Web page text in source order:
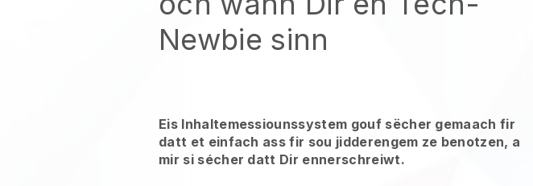
Newbie sinn
Eis Inhaltemessiounssystem gouf sëcher gemaach fir
datt et einfach ass fir sou jidderengem ze benotzen, a
mir si sécher datt Dir ennerschreiwt.